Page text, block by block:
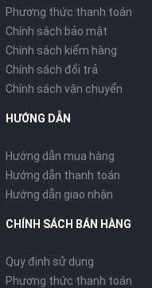
Phương thức thanh toán
Chính sách bảo mật
Chính sách kiểm hàng
Chính sách đổi trả
Chính sách vận chuyển
HƯỚNG DẪN
Hướng dẫn mua hàng
Hướng dẫn thanh toán
Hướng dẫn giao nhận
CHÍNH SÁCH BÁN HÀNG
Quy định sử dụng
Phương thức thanh toán